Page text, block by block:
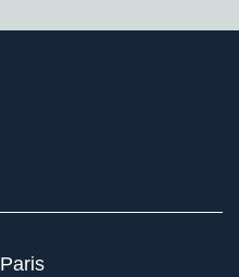
Paris